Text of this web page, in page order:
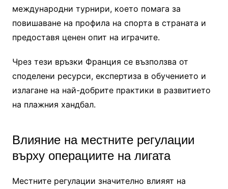
международни турнири, което помага за
повишаване на профила на спорта в страната и
предоставя ценен опит на играчите.
Чрез тези връзки Франция се възползва от
споделени ресурси, експертиза в обучението и
излагане на най-добрите практики в развитието
на плажния хандбал.
Влияние на местните регулации
върху операциите на лигата
Местните регулации значително влияят на